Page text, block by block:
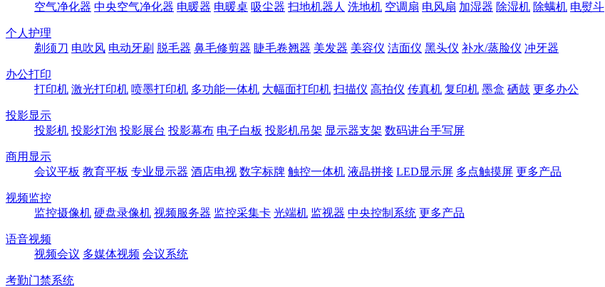
空气净化器 中央空气净化器 电暖器 电暖桌 吸尘器 扫地机器人 洗地机 空调扇 电风扇 加湿器 除湿机 除螨机 电熨斗
个人护理
剃须刀 电吹风 电动牙刷 脱毛器 鼻毛修剪器 睫毛卷翘器 美发器 美容仪 洁面仪 黑头仪 补水/蒸脸仪 冲牙器
办公打印
打印机 激光打印机 喷墨打印机 多功能一体机 大幅面打印机 扫描仪 高拍仪 传真机 复印机 墨盒 硒鼓 更多办公
投影显示
投影机 投影灯泡 投影展台 投影幕布 电子白板 投影机吊架 显示器支架 数码讲台手写屏
商用显示
会议平板 教育平板 专业显示器 酒店电视 数字标牌 触控一体机 液晶拼接 LED显示屏 多点触摸屏 更多产品
视频监控
监控摄像机 硬盘录像机 视频服务器 监控采集卡 光端机 监视器 中央控制系统 更多产品
语音视频
视频会议 多媒体视频 会议系统
考勤门禁系统